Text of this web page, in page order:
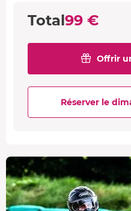
Total99 €
Offrir
Réserver le